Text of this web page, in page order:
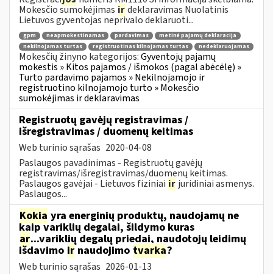
Mokesčio sumokėjimas irdeklaravimas Nuolatinis
Lietuvos gyventojas neprivalo deklaruoti...
gpm neapmokestinamas pardavimas
metinė pajamų deklaracija
nekilnojamas turtas
registruotinas kilnojamas turtas nedeklaruojamas
Mokesčių žinyno kategorijos:Gyventojų pajamų
mokestis » Kitos pajamos / išmokos (pagal abėcėlę) »
Turto pardavimo pajamos » Nekilnojamojo ir
registruotino kilnojamojo turto » Mokesčio
sumokėjimas ir deklaravimas
Registruotų gavėjų registravimas /
išregistravimas / duomenų keitimas
Web turinio sąrašas 2020-04-08
Paslaugos pavadinimas - Registruotų gavėjų
registravimas/išregistravimas/duomenų keitimas.
Paslaugos gavėjai - Lietuvos fiziniai ir juridiniai asmenys.
Paslaugos...
Kokia yra energinių produktų, naudojamų ne
kaip variklių degalai, šildymo kuras
ar...variklių degalų priedai, naudotojų leidimų
išdavimo ir naudojimo tvarka?
Web turinio sąrašas 2026-01-13